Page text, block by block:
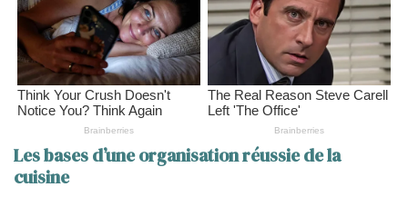
Les bases d’une organisation réussie de la
cuisine